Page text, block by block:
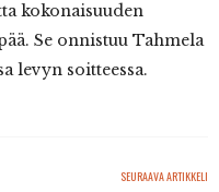
kokonaisuuden
Se onnistuu Tahmela
levyn soitteessa.
SEURAAVA ARTIKKELI